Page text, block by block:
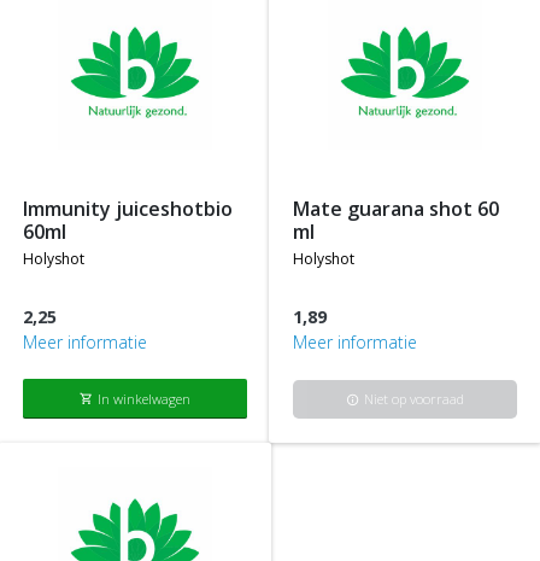
immunity juiceshotbio
60ml
holyshot
2,25
Meer informatie
shopping_cart In winkelwagen
mate guarana shot 60
ml
holyshot
1,89
Meer informatie
info Niet op voorraad